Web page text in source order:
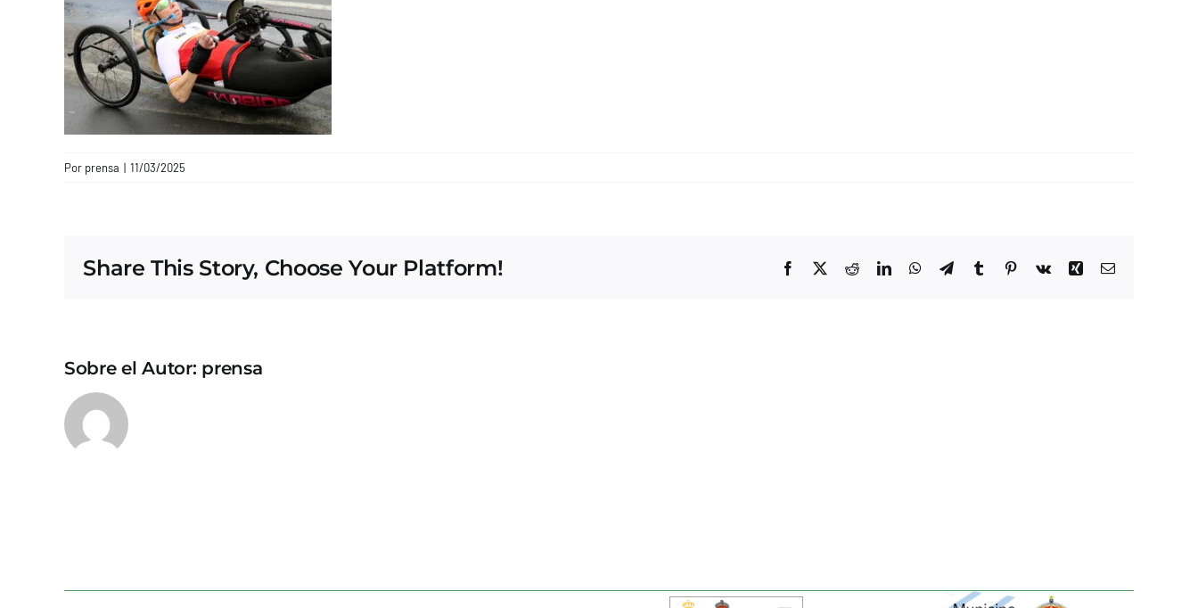
Por prensa | 11/03/2025
Share This Story, Choose Your Platform! Facebook
X RedditLinkedInWhatsApp
TelegramTumblrPinterest
Vk Xing Correo
Sobre el Autor: prensa